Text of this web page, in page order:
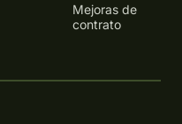
Mejoras de
contrato